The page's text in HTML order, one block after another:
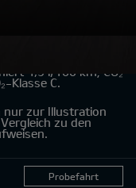
4,9 l/100 km; CO₂-
Klasse C.
nur zur Illustration
zu den
Probefahrt